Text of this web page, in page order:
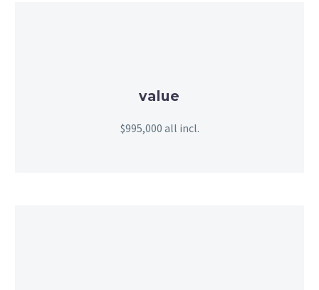
value
$995,000 all incl.